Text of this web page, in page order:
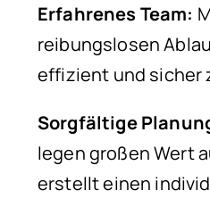
Erfahrenes Team:
reibungslosen
effizient und sicher
Sorgfältige
legen großen Wert
erstellt einen